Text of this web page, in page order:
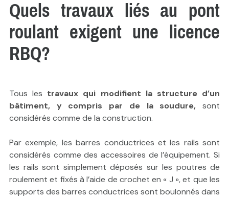
Quels travaux liés au pont
roulant exigent une licence
RBQ?
Tous les travaux qui modifient la structure d’un
bâtiment, y compris par de la soudure, sont
considérés comme de la construction.
Par exemple, les barres conductrices et les rails sont
considérés comme des accessoires de l’équipement. Si
les rails sont simplement déposés sur les poutres de
roulement et fixés à l’aide de crochet en « J », et que les
supports des barres conductrices sont boulonnés dans